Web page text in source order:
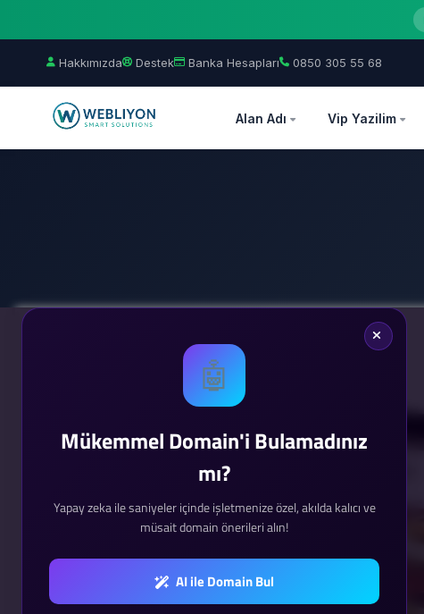
Hakkımızda Destek Banka Hesapları 0850 305 55 68
Alan Adı Vip Yazilim
🤖
Mükemmel Domain'i Bulamadınız
mı?
Yapay zeka ile saniyeler içinde işletmenize özel, akılda kalıcı ve
müsait domain önerileri alın!
AI ile Domain Bul